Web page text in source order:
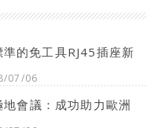
的免工具RJ45插座新
07/06
會議：成功助力歐洲